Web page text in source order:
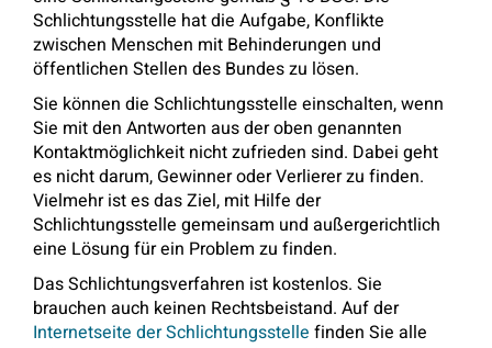
Schlichtungsstelle hat die Aufgabe, Konflikte
zwischen Menschen mit Behinderungen und
öffentlichen Stellen des Bundes zu lösen.
Sie können die Schlichtungsstelle einschalten, wenn
Sie mit den Antworten aus der oben genannten
Kontaktmöglichkeit nicht zufrieden sind. Dabei geht
es nicht darum, Gewinner oder Verlierer zu finden.
Vielmehr ist es das Ziel, mit Hilfe der
Schlichtungsstelle gemeinsam und außergerichtlich
eine Lösung für ein Problem zu finden.
Das Schlichtungsverfahren ist kostenlos. Sie
brauchen auch keinen Rechtsbeistand. Auf der
Internetseite der Schlichtungsstelle finden Sie alle